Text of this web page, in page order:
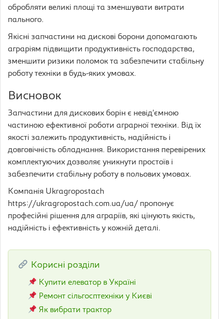
обробляти великі площі та зменшувати витрати
пального.
Якісні запчастини на дискові борони допомагають
аграріям підвищити продуктивність господарства,
зменшити ризики поломок та забезпечити стабільну
роботу техніки в будь-яких умовах.
Висновок
Запчастини для дискових борін є невід’ємною
частиною ефективної роботи аграрної техніки. Від їх
якості залежить продуктивність, надійність і
довговічність обладнання. Використання перевірених
комплектуючих дозволяє уникнути простоїв і
забезпечити стабільну роботу в польових умовах.
Компанія Ukragropostach
https://ukragropostach.com.ua/ua/ пропонує
професійні рішення для аграріїв, які цінують якість,
надійність і ефективність у кожній деталі.
Корисні розділи
Купити елеватор в Україні
Ремонт сільгосптехніки у Києві
Як вибрати трактор